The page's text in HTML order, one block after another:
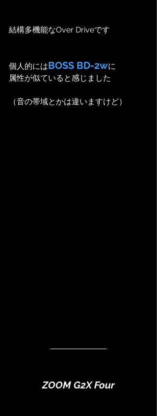
結構多機能なOver Driveです
個人的にはBOSS BD-2wに
属性が似ていると感じました
（音の帯域とかは違いますけど）
ZOOM G2X Four